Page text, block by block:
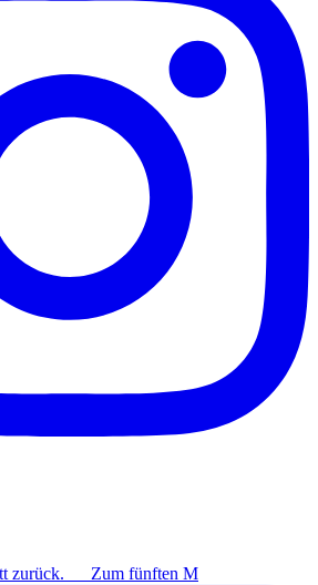
zurück. Zum fünften M